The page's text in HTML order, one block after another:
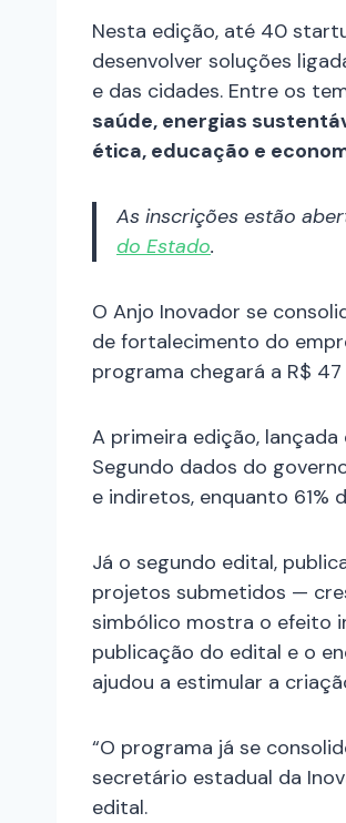
Nesta edição, até 40
desenvolver soluções
e das cidades. Entre os
saúde, energias
ética, educação e
As inscrições estão
do Estado.
O Anjo Inovador se
de fortalecimento do
programa chegará a R$
A primeira edição,
Segundo dados do
e indiretos, enquanto 61%
Já o segundo edital,
projetos submetidos —
simbólico mostra o efeito
publicação do edital e o
ajudou a estimular a
“O programa já se
secretário estadual da
edital.